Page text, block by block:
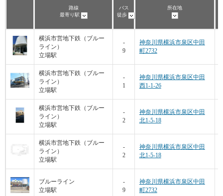
路線
最寄り駅
バス
徒歩
所在地
横浜市営地下鉄（ブルー
ライン）
立場駅
-
9
神奈川県横浜市泉区中田
町2732
横浜市営地下鉄（ブルー
ライン）
立場駅
-
1
神奈川県横浜市泉区中田
西1-1-26
横浜市営地下鉄（ブルー
ライン）
立場駅
-
2
神奈川県横浜市泉区中田
北1-5-18
横浜市営地下鉄（ブルー
ライン）
立場駅
-
2
神奈川県横浜市泉区中田
北1-5-18
ブルーライン
立場駅
-
9
神奈川県横浜市泉区中田
町2732